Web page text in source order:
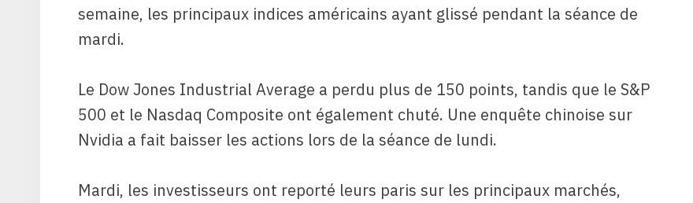
semaine, les principaux indices américains ayant glissé pendant la séance de
mardi.
Le Dow Jones Industrial Average a perdu plus de 150 points, tandis que le S&P
500 et le Nasdaq Composite ont également chuté. Une enquête chinoise sur
Nvidia a fait baisser les actions lors de la séance de lundi.
Mardi, les investisseurs ont reporté leurs paris sur les principaux marchés,